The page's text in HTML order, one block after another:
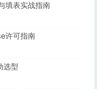
填表实战指南
许可指南
选型